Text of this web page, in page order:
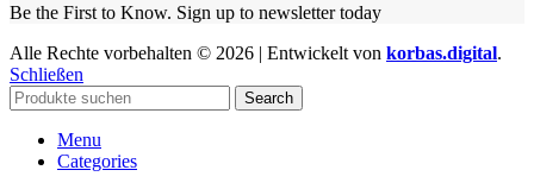
Be the First to Know. Sign up to newsletter today
Alle Rechte vorbehalten © 2026 | Entwickelt von korbas.digital.
Schließen
Search
Menu
Categories